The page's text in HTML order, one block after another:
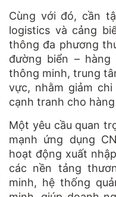
Cùng với đó, cần
logistics và cảng
thông đa phương
đường biển –
thông minh, trung
vực, nhằm giảm
cạnh tranh cho
Một yêu cầu quan
mạnh ứng dụng
hoạt động xuất
các nền tảng
minh, hệ thống